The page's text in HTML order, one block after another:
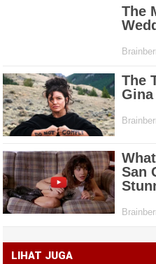
LIHAT JUGA